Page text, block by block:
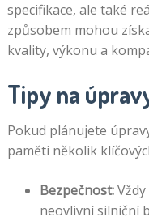
specifikace, ale také
způsobem mohou
kvality, výkonu a
Tipy na
Pokud plánujete
paměti několik
Bezpečnost:Vždy
neovlivní silniční